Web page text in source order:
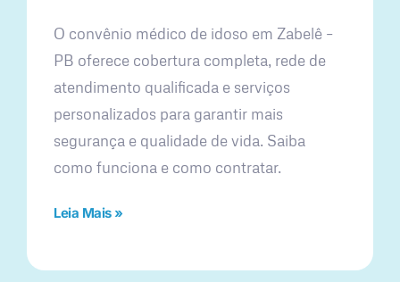
O convênio médico de idoso em Zabelê –
PB oferece cobertura completa, rede de
atendimento qualificada e serviços
personalizados para garantir mais
segurança e qualidade de vida. Saiba
como funciona e como contratar.
Leia Mais »